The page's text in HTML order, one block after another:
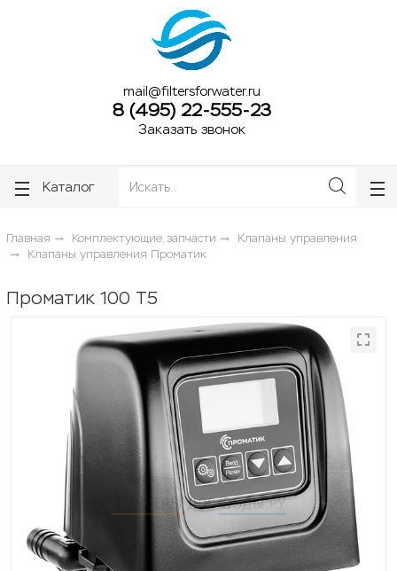
mail@filtersforwater.ru
8 (495) 22-555-23
Заказать звонок
Каталог
Главная Комплектующие, запчасти
Клапаны управления
Клапаны управления Проматик
Проматик 100 Т5